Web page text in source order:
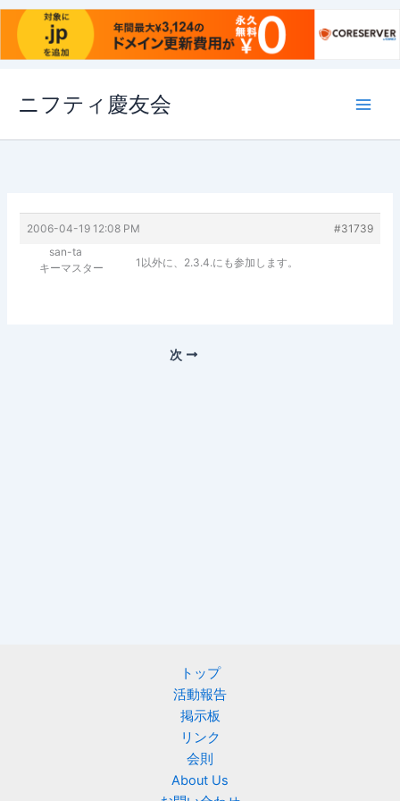
ス
ニフティ慶友会
2006-04-19 12:08 PM
#31739
san-ta
キーマスター
1以外に、2.3.4.にも参加します。
次
トップ
活動報告
掲示板
リンク
会則
About Us